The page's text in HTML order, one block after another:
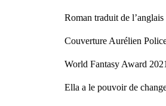
Roman traduit de
Couverture Aurélien
World Fantasy Award
Ella a le pouvoir de